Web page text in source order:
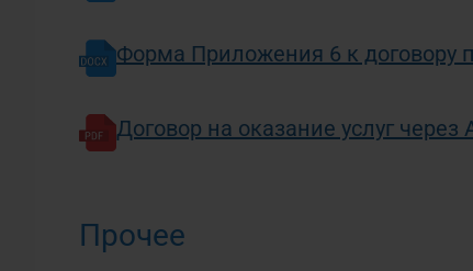
Форма Приложения 6 к договору
Договор на оказание услуг через
Прочее